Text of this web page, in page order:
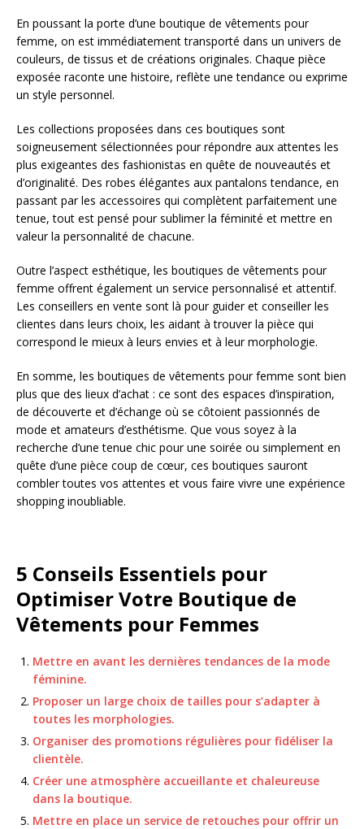
En poussant la porte d’une boutique de vêtements pour
femme, on est immédiatement transporté dans un univers de
couleurs, de tissus et de créations originales. Chaque pièce
exposée raconte une histoire, reflète une tendance ou exprime
un style personnel.
Les collections proposées dans ces boutiques sont
soigneusement sélectionnées pour répondre aux attentes les
plus exigeantes des fashionistas en quête de nouveautés et
d’originalité. Des robes élégantes aux pantalons tendance, en
passant par les accessoires qui complètent parfaitement une
tenue, tout est pensé pour sublimer la féminité et mettre en
valeur la personnalité de chacune.
Outre l’aspect esthétique, les boutiques de vêtements pour
femme offrent également un service personnalisé et attentif.
Les conseillers en vente sont là pour guider et conseiller les
clientes dans leurs choix, les aidant à trouver la pièce qui
correspond le mieux à leurs envies et à leur morphologie.
En somme, les boutiques de vêtements pour femme sont bien
plus que des lieux d’achat : ce sont des espaces d’inspiration,
de découverte et d’échange où se côtoient passionnés de
mode et amateurs d’esthétisme. Que vous soyez à la
recherche d’une tenue chic pour une soirée ou simplement en
quête d’une pièce coup de cœur, ces boutiques sauront
combler toutes vos attentes et vous faire vivre une expérience
shopping inoubliable.
5 Conseils Essentiels pour
Optimiser Votre Boutique de
Vêtements pour Femmes
Mettre en avant les dernières tendances de la mode
féminine.
Proposer un large choix de tailles pour s’adapter à
toutes les morphologies.
Organiser des promotions régulières pour fidéliser la
clientèle.
Créer une atmosphère accueillante et chaleureuse
dans la boutique.
Mettre en place un service de retouches pour offrir un